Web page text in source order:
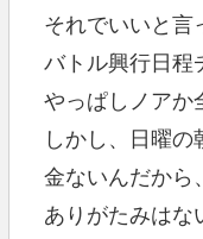
それでいいと言
バトル興行日程
やっぱしノアか
しかし、日曜の
金ないんだから
ありがたみはな